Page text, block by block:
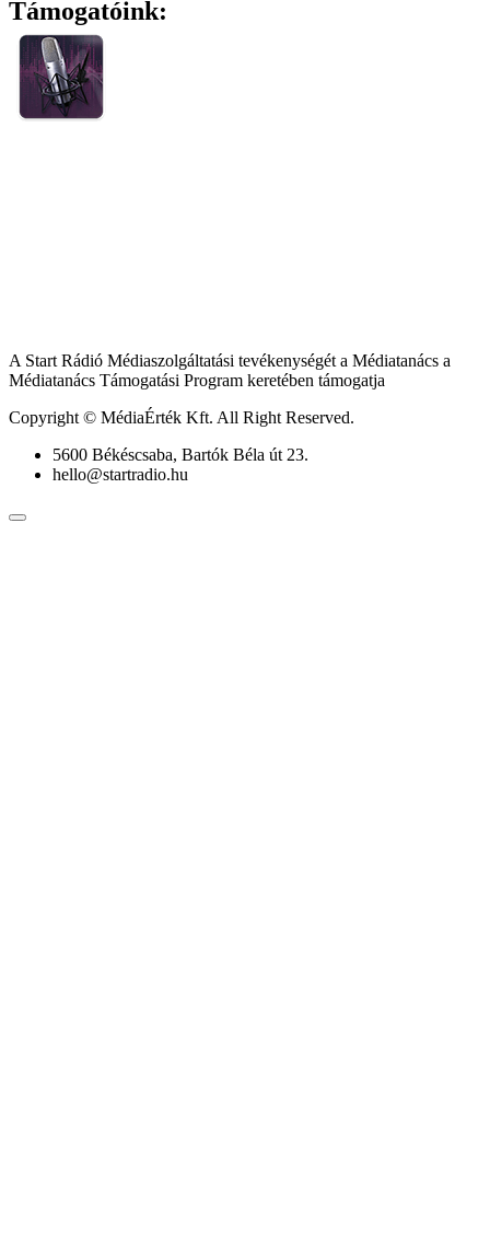
Támogatóink:
A Start Rádió Médiaszolgáltatási tevékenységét a Médiatanács a
Médiatanács Támogatási Program keretében támogatja
Copyright © MédiaÉrték Kft. All Right Reserved.
5600 Békéscsaba, Bartók Béla út 23.
hello@startradio.hu